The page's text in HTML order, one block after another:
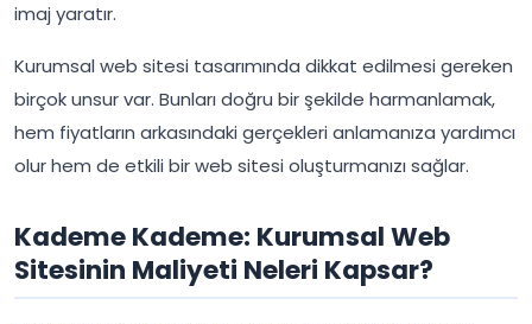
imaj yaratır.
Kurumsal web sitesi tasarımında dikkat edilmesi gereken
birçok unsur var. Bunları doğru bir şekilde harmanlamak,
hem fiyatların arkasındaki gerçekleri anlamanıza yardımcı
olur hem de etkili bir web sitesi oluşturmanızı sağlar.
Kademe Kademe: Kurumsal Web
Sitesinin Maliyeti Neleri Kapsar?